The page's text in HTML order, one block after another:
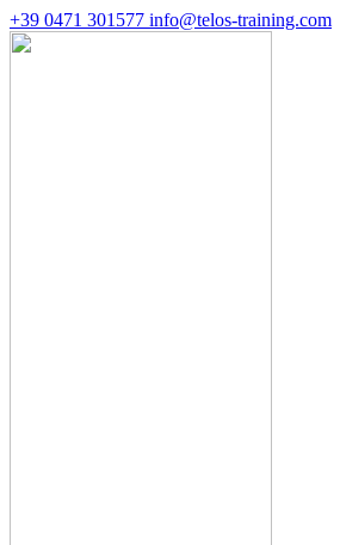
+39 0471 301577 info@telos-training.com